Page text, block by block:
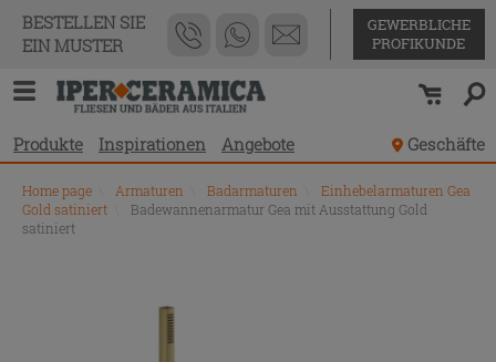
BESTELLEN SIE
EIN MUSTER
GEWERBLICHE
PROFIKUNDE
Produkte Inspirationen Angebote Geschäfte
Home page Armaturen Badarmaturen
Einhebelarmaturen Gea
Gold satiniert
Badewannenarmatur Gea mit Ausstattung Gold
satiniert